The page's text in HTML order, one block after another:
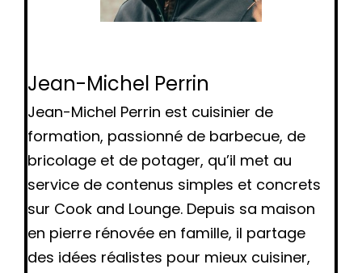
Jean-Michel Perrin
Jean-Michel Perrin est cuisinier de
formation, passionné de barbecue, de
bricolage et de potager, qu’il met au
service de contenus simples et concrets
sur Cook and Lounge. Depuis sa maison
en pierre rénovée en famille, il partage
des idées réalistes pour mieux cuisiner,